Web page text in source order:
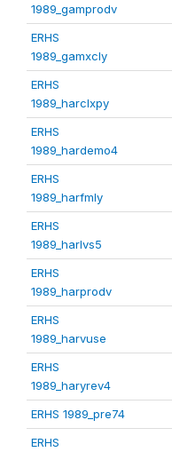
1989_gamprodv
ERHS
1989_gamxcly
ERHS
1989_harclxpy
ERHS
1989_hardemo4
ERHS
1989_harfmly
ERHS
1989_harlvs5
ERHS
1989_harprodv
ERHS
1989_harvuse
ERHS
1989_haryrev4
ERHS 1989_pre74
ERHS